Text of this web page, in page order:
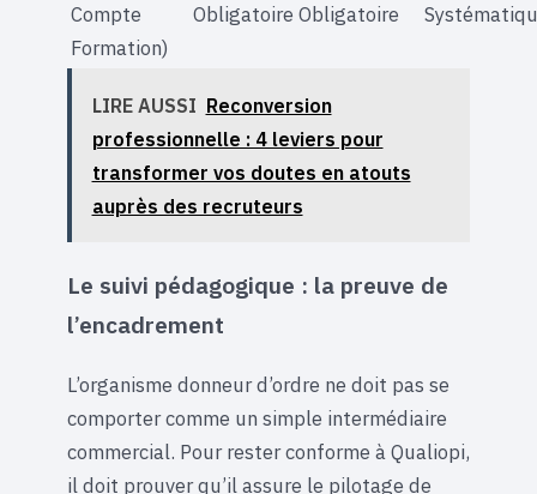
Compte
Formation)
Obligatoire Obligatoire
LIRE AUSSI Reconversion
professionnelle : 4 leviers pour
transformer vos doutes en atouts
auprès des recruteurs
Le suivi pédagogique : la preuve de
l’encadrement
L’organisme donneur d’ordre ne doit pas se
comporter comme un simple intermédiaire
commercial. Pour rester conforme à Qualiopi,
il doit prouver qu’il assure le pilotage de